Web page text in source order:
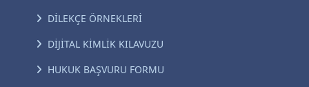
DİLEKÇE ÖRNEKLERİ
DİJİTAL KİMLİK KILAVUZU
HUKUK BAŞVURU FORMU